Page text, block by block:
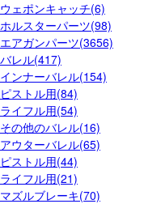
ウェポンキャッチ(6)
ホルスターパーツ(98)
エアガンパーツ(3656)
バレル(417)
インナーバレル(154)
ピストル用(84)
ライフル用(54)
その他のバレル(16)
アウターバレル(65)
ピストル用(44)
ライフル用(21)
マズルブレーキ(70)